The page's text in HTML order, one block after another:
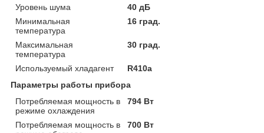
Уровень шума
40 дБ
Минимальная
температура
16 град.
Максимальная
температура
30 град.
Используемый хладагент
R410a
Параметры работы прибора
Потребляемая мощность в
режиме охлаждения
794 Вт
Потребляемая мощность в
700 Вт